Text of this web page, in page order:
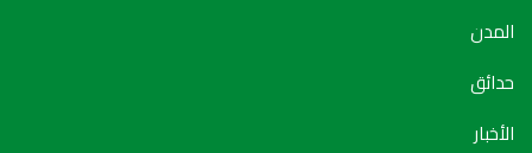
المدن
حدائق
الأخبار